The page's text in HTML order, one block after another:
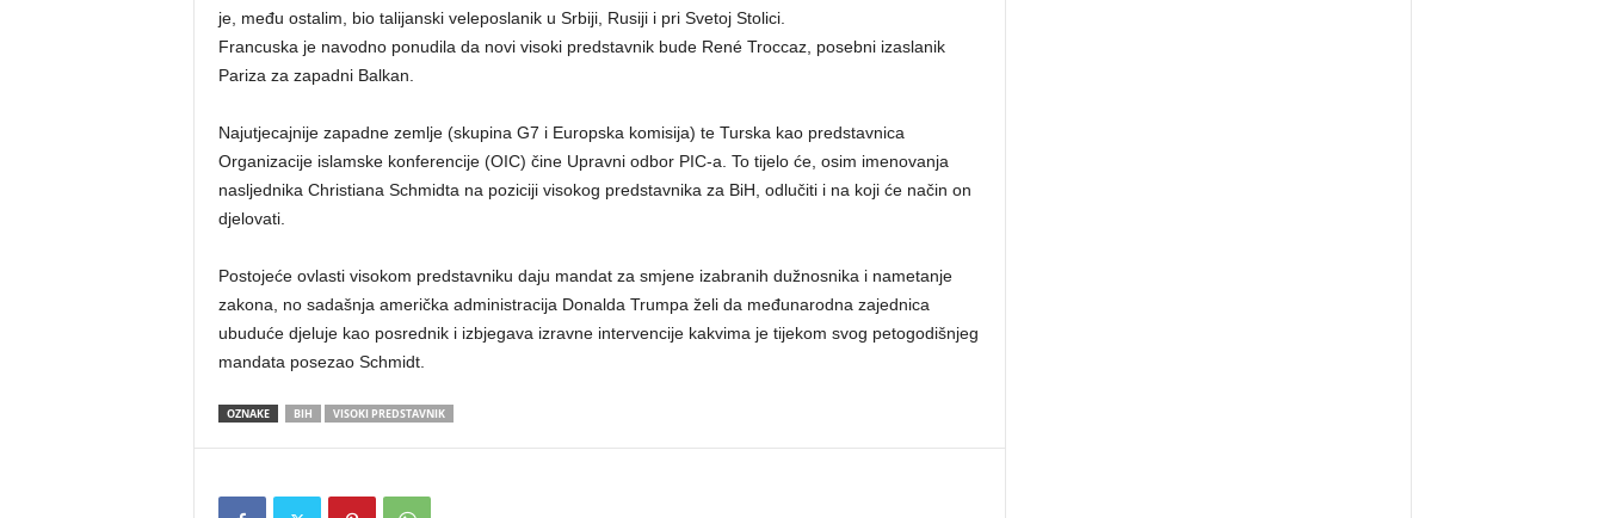
je, među ostalim, bio talijanski veleposlanik u Srbiji, Rusiji i pri Svetoj Stolici.
Francuska je navodno ponudila da novi visoki predstavnik bude René Troccaz, posebni izaslanik
Pariza za zapadni Balkan.
Najutjecajnije zapadne zemlje (skupina G7 i Europska komisija) te Turska kao predstavnica
Organizacije islamske konferencije (OIC) čine Upravni odbor PIC-a. To tijelo će, osim imenovanja
nasljednika Christiana Schmidta na poziciji visokog predstavnika za BiH, odlučiti i na koji će način on
djelovati.
Postojeće ovlasti visokom predstavniku daju mandat za smjene izabranih dužnosnika i nametanje
zakona, no sadašnja američka administracija Donalda Trumpa želi da međunarodna zajednica
ubuduće djeluje kao posrednik i izbjegava izravne intervencije kakvima je tijekom svog petogodišnjeg
mandata posezao Schmidt.
OZNAKE BIH VISOKI PREDSTAVNIK